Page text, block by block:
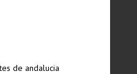
de andalucia